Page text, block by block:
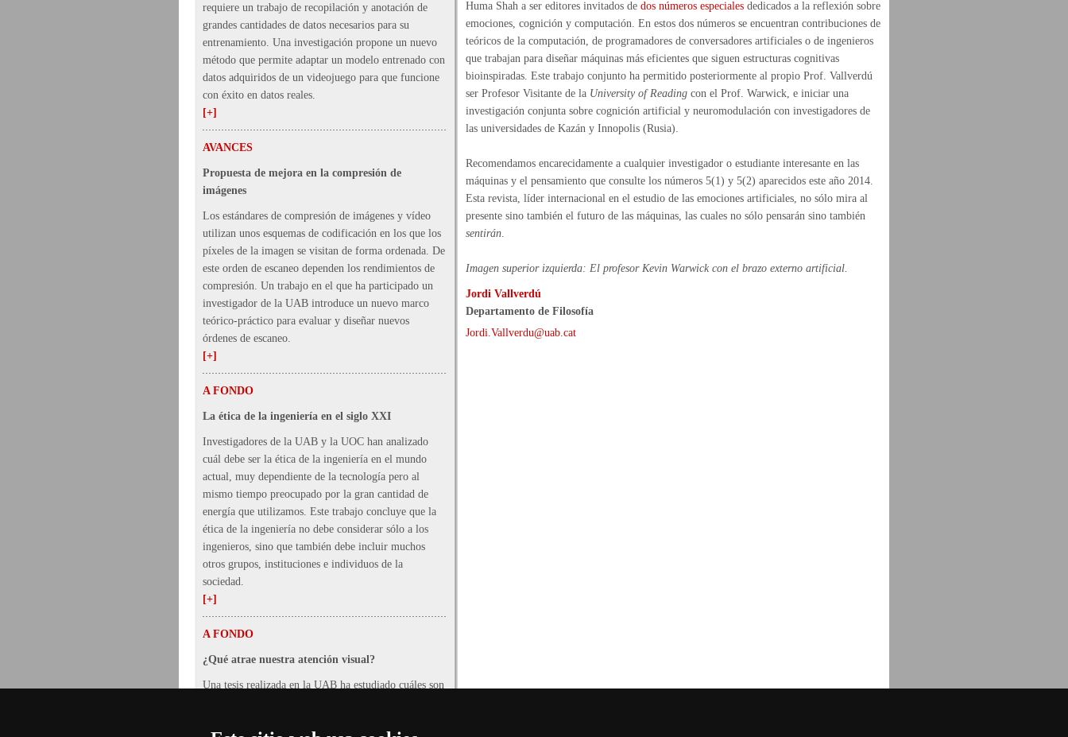
requiere un trabajo de recopilación y anotación de
grandes cantidades de datos necesarios para su
entrenamiento. Una investigación propone un nuevo
método que permite adaptar un modelo entrenado con
datos adquiridos de un videojuego para que funcione
con éxito en datos reales.
[+]
AVANCES
Propuesta de mejora en la compresión de
imágenes
Los estándares de compresión de imágenes y vídeo
utilizan unos esquemas de codificación en los que los
píxeles de la imagen se visitan de forma ordenada. De
este orden de escaneo dependen los rendimientos de
compresión. Un trabajo en el que ha participado un
investigador de la UAB introduce un nuevo marco
teórico-práctico para evaluar y diseñar nuevos
órdenes de escaneo.
[+]
A FONDO
La ética de la ingeniería en el siglo XXI
Investigadores de la UAB y la UOC han analizado
cuál debe ser la ética de la ingeniería en el mundo
actual, muy dependiente de la tecnología pero al
mismo tiempo preocupado por la gran cantidad de
energía que utilizamos. Este trabajo concluye que la
ética de la ingeniería no debe considerar sólo a los
ingenieros, sino que también debe incluir muchos
otros grupos, instituciones e individuos de la
sociedad.
[+]
A FONDO
¿Qué atrae nuestra atención visual?
Una tesis realizada en la UAB ha estudiado cuáles son
Huma Shah a ser editores invitados de dos números especialesdedicados a la reflexión sobre
emociones, cognición y computación. En estos dos números se encuentran contribuciones de
teóricos de la computación, de programadores de conversadores artificiales o de ingenieros
que trabajan para diseñar máquinas más eficientes que siguen estructuras cognitivas
bioinspiradas. Este trabajo conjunto ha permitido posteriormente al propio Prof. Vallverdú
ser Profesor Visitante de la University of Readingcon el Prof. Warwick, e iniciar una
investigación conjunta sobre cognición artificial y neuromodulación con investigadores de
las universidades de Kazán y Innopolis (Rusia).
Recomendamos encarecidamente a cualquier investigador o estudiante interesante en las
máquinas y el pensamiento que consulte los números 5(1) y 5(2) aparecidos este año 2014.
Esta revista, líder internacional en el estudio de las emociones artificiales, no sólo mira al
presente sino también el futuro de las máquinas, las cuales no sólo pensarán sino también
sentirán.
Imagen superior izquierda: El profesor Kevin Warwick con el brazo externo artificial.
Jordi Vallverdú
Departamento de Filosofía
Jordi.Vallverdu@uab.cat